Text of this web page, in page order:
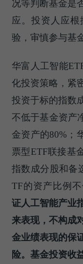
况等判断基金是
应。投资人应
验，审慎参与基
华富人工智能
化投资策略，紧
投资于标的指数
不低于基金资产
金资产的80%；
票型ETF联接基
指数成分股和备
TF的资产比例不
证人工智能产业
来表现，不构成
金业绩表现的保
险。基金投资收